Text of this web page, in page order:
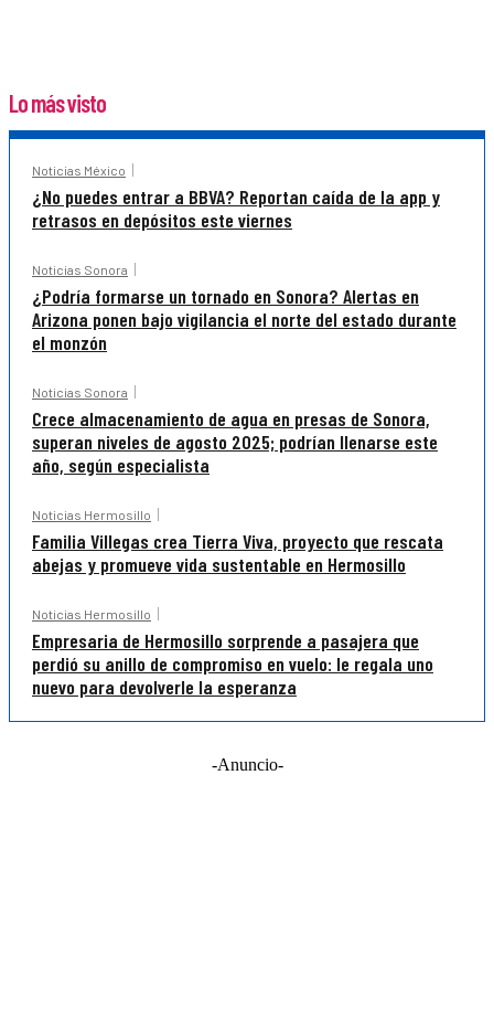
Lo más visto
Noticias México
¿No puedes entrar a BBVA? Reportan caída de la app y
retrasos en depósitos este viernes
Noticias Sonora
¿Podría formarse un tornado en Sonora? Alertas en
Arizona ponen bajo vigilancia el norte del estado durante
el monzón
Noticias Sonora
Crece almacenamiento de agua en presas de Sonora,
superan niveles de agosto 2025; podrían llenarse este
año, según especialista
Noticias Hermosillo
Familia Villegas crea Tierra Viva, proyecto que rescata
abejas y promueve vida sustentable en Hermosillo
Noticias Hermosillo
Empresaria de Hermosillo sorprende a pasajera que
perdió su anillo de compromiso en vuelo: le regala uno
nuevo para devolverle la esperanza
-Anuncio-